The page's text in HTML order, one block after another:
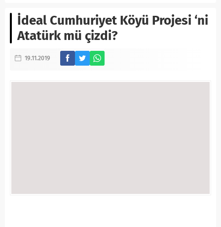
İdeal Cumhuriyet Köyü Projesi ‘ni
Atatürk mü çizdi?
19.11.2019